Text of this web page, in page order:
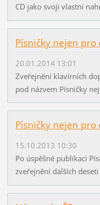
CD jako svoji vlastní
Písničky nejen pro
20.01.2014 13:01
Zveřejnění klavírních
pod názvem Písničky
Písničky nejen pro
15.10.2013 10:30
Po úspěšné publikaci
zveřejnění dalších